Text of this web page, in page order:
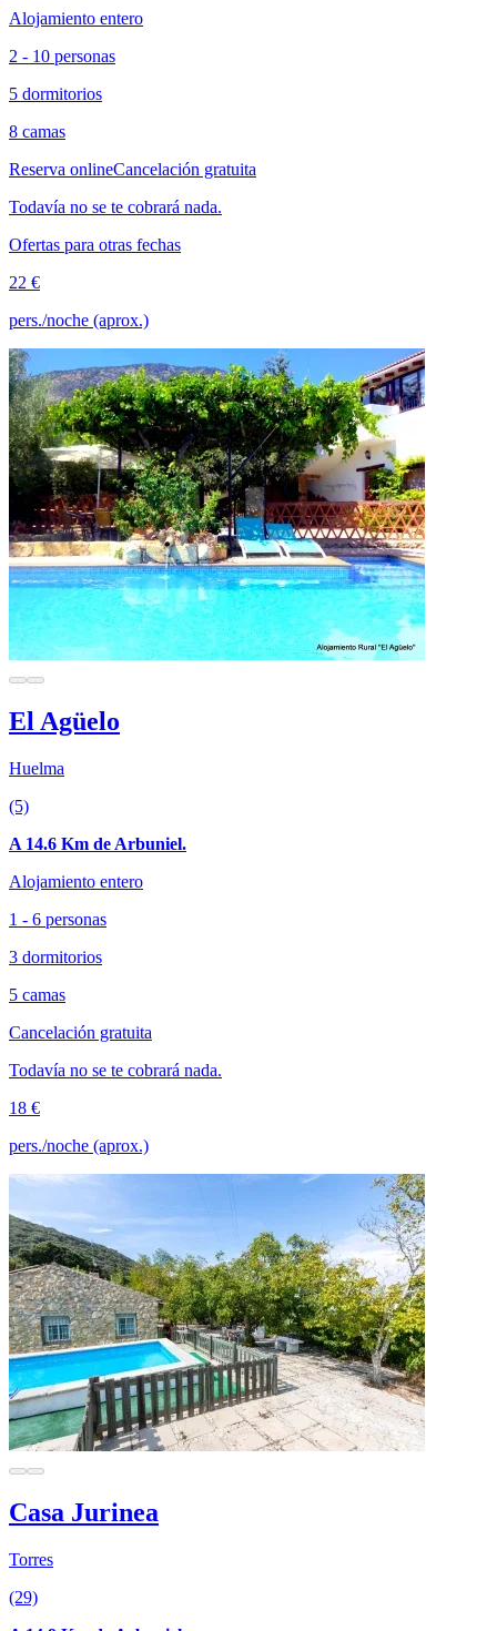
Alojamiento entero
2 - 10 personas
5 dormitorios
8 camas
Reserva onlineCancelación gratuita
Todavía no se te cobrará nada.
Ofertas para otras fechas
22 €
pers./noche (aprox.)
El Agüelo
Huelma
(5)
A 14.6 Km de Arbuniel.
Alojamiento entero
1 - 6 personas
3 dormitorios
5 camas
Cancelación gratuita
Todavía no se te cobrará nada.
18 €
pers./noche (aprox.)
Casa Jurinea
Torres
(29)